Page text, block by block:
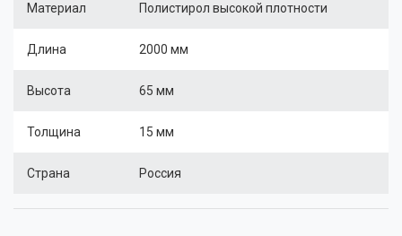
Материал Полистирол высокой плотности
Длина 2000 мм
Высота 65 мм
Толщина 15 мм
Страна Россия